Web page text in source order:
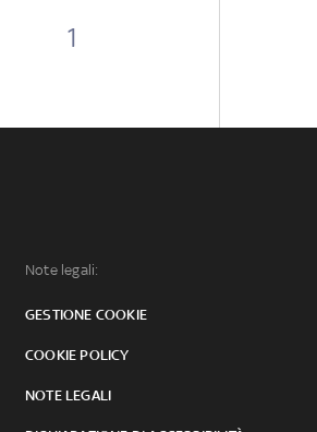
1
Note legali:
GESTIONE COOKIE
COOKIE POLICY
NOTE LEGALI